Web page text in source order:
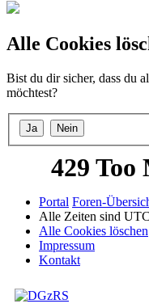
Alle Cookies
Bist du dir sicher, dass du
möchtest?
Portal Foren-
Alle Zeiten sind
Alle Cookies löschen
Impressum
Kontakt